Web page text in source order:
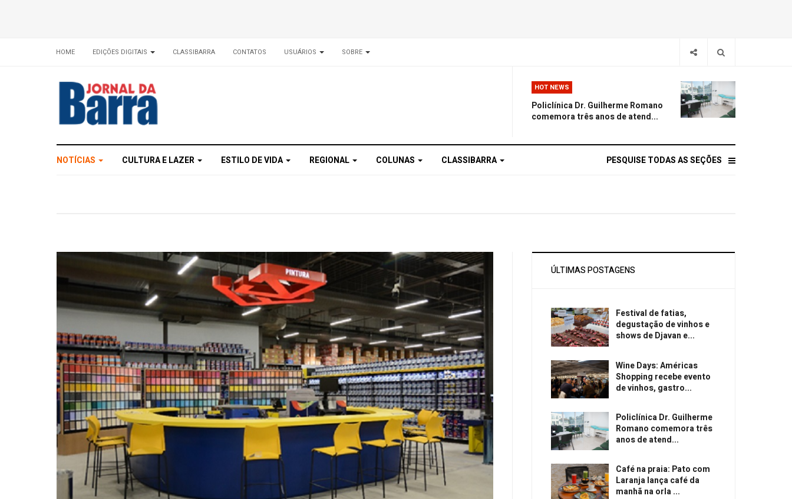
HOME EDIÇÕES DIGITAIS CLASSIBARRA CONTATOS USUÁRIOS SOBRE
HOT NEWS
Policlínica Dr. Guilherme Romano
comemora três anos de atend...
NOTÍCIAS CULTURA E LAZER ESTILO DE VIDA REGIONAL COLUNAS CLASSIBARRA PESQUISE TODAS AS SEÇÕES
ÚLTIMAS POSTAGENS
Festival de fatias,
degustação de vinhos e
shows de Djavan e...
Wine Days: Américas
Shopping recebe evento
de vinhos, gastro...
Policlínica Dr. Guilherme
Romano comemora três
anos de atend...
Café na praia: Pato com
Laranja lança café da
manhã na orla ...